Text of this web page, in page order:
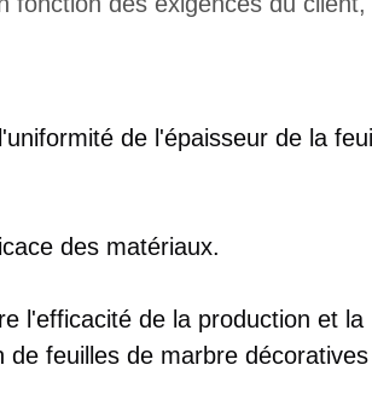
de l'épaisseur de la
des matériaux.
l'efficacité de la production et la
feuilles de marbre